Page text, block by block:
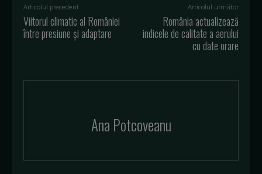
Articolul precedent
Viitorul climatic al României
între presiune și adaptare
Articolul următor
România actualizează
indicele de calitate a aerului
cu date orare
Ana Potcoveanu